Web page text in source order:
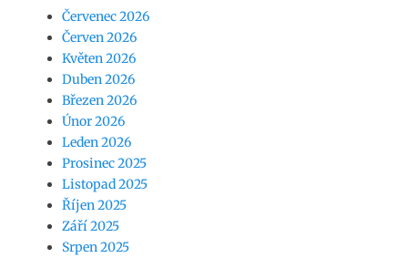
Červenec 2026
Červen 2026
Květen 2026
Duben 2026
Březen 2026
Únor 2026
Leden 2026
Prosinec 2025
Listopad 2025
Říjen 2025
Září 2025
Srpen 2025